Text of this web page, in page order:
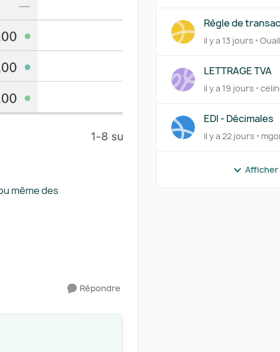
même des
Répondre
Règle de
frais bancaires
il y a 13 jours
LETTRAGE TVA
il y a 19 jours
EDI - Décimales
il y a 22 jours
Afficher